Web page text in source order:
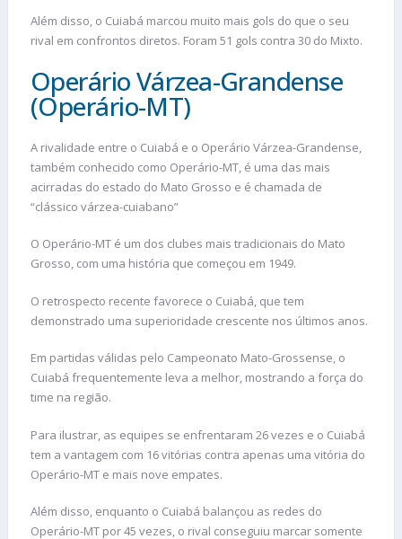
Além disso, o Cuiabá marcou muito mais gols do que o seu
rival em confrontos diretos. Foram 51 gols contra 30 do Mixto.
Operário Várzea-Grandense
(Operário-MT)
A rivalidade entre o Cuiabá e o Operário Várzea-Grandense,
também conhecido como Operário-MT, é uma das mais
acirradas do estado do Mato Grosso e é chamada de
“clássico várzea-cuiabano”
O Operário-MT é um dos clubes mais tradicionais do Mato
Grosso, com uma história que começou em 1949.
O retrospecto recente favorece o Cuiabá, que tem
demonstrado uma superioridade crescente nos últimos anos.
Em partidas válidas pelo Campeonato Mato-Grossense, o
Cuiabá frequentemente leva a melhor, mostrando a força do
time na região.
Para ilustrar, as equipes se enfrentaram 26 vezes e o Cuiabá
tem a vantagem com 16 vitórias contra apenas uma vitória do
Operário-MT e mais nove empates.
Além disso, enquanto o Cuiabá balançou as redes do
Operário-MT por 45 vezes, o rival conseguiu marcar somente